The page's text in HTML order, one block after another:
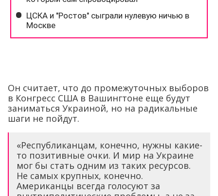
Он считает, что до промежуточных выборов
в Конгресс США в Вашингтоне еще будут
заниматься Украиной, но на радикальные
шаги не пойдут.
«Республиканцам, конечно, нужны какие-
то позитивные очки. И мир на Украине
мог бы стать одним из таких ресурсов.
Не самых крупных, конечно.
Американцы всегда голосуют за